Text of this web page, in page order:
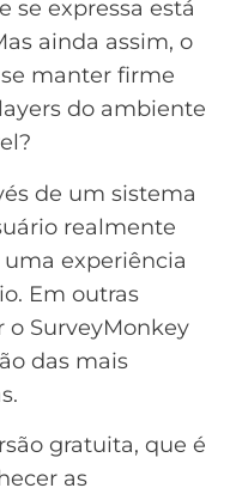
se expressa está
ainda assim, o
manter firme
do ambiente
de um sistema
realmente
experiência
Em outras
o SurveyMonkey
das mais
gratuita, que é
as